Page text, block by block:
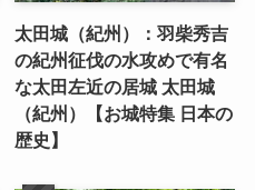
太田城（紀州）：羽柴秀吉
の紀州征伐の水攻めで有名
な太田左近の居城 太田城
（紀州）【お城特集 日本の
歴史】